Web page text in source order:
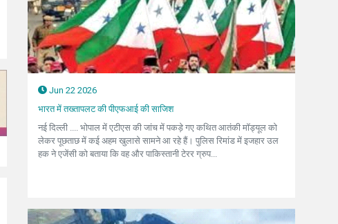
Jun 22 2026
भारत में तख्तापलट की पीएफआई की साजिश
नई दिल्ली .... भोपाल में एटीएस की जांच में पकड़े गए कथित आतंकी मॉड्यूल को
लेकर पूछताछ में कई अहम खुलासे सामने आ रहे हैं। पुलिस रिमांड में इजहार उल
हक ने एजेंसी को बताया कि वह और पाकिस्तानी टेरर ग्रुप...